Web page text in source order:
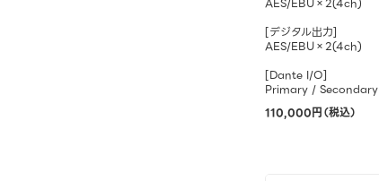
AES/EBU×2(4ch)
[デジタル出力]
AES/EBU×2(4ch)
[Dante I/O]
Primary / Secondary
110,000円（税込）